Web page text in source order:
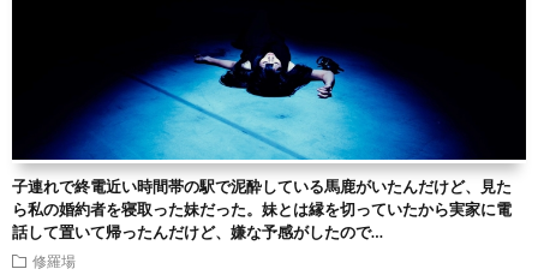
子連れで終電近い時間帯の駅で泥酔している馬鹿がいたんだけど、見た
ら私の婚約者を寝取った妹だった。妹とは縁を切っていたから実家に電
話して置いて帰ったんだけど、嫌な予感がしたので…
修羅場